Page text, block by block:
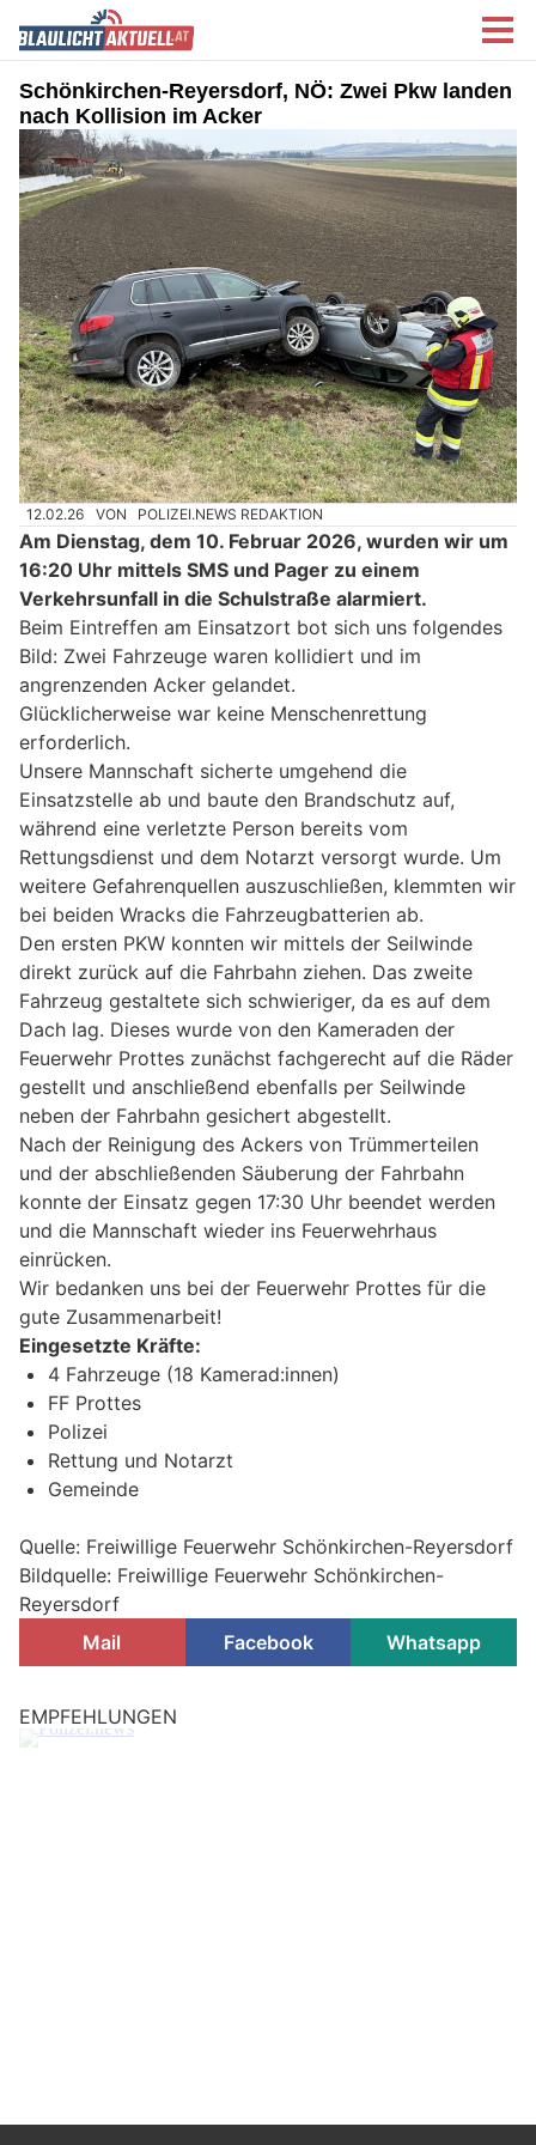
Schönkirchen-Reyersdorf, NÖ: Zwei Pkw landen
nach Kollision im Acker
12.02.26 VON POLIZEI.NEWS REDAKTION
Am Dienstag, dem 10. Februar 2026, wurden wir um
16:20 Uhr mittels SMS und Pager zu einem
Verkehrsunfall in die Schulstraße alarmiert.
Beim Eintreffen am Einsatzort bot sich uns folgendes
Bild: Zwei Fahrzeuge waren kollidiert und im
angrenzenden Acker gelandet.
Glücklicherweise war keine Menschenrettung
erforderlich.
Unsere Mannschaft sicherte umgehend die
Einsatzstelle ab und baute den Brandschutz auf,
während eine verletzte Person bereits vom
Rettungsdienst und dem Notarzt versorgt wurde. Um
weitere Gefahrenquellen auszuschließen, klemmten wir
bei beiden Wracks die Fahrzeugbatterien ab.
Den ersten PKW konnten wir mittels der Seilwinde
direkt zurück auf die Fahrbahn ziehen. Das zweite
Fahrzeug gestaltete sich schwieriger, da es auf dem
Dach lag. Dieses wurde von den Kameraden der
Feuerwehr Prottes zunächst fachgerecht auf die Räder
gestellt und anschließend ebenfalls per Seilwinde
neben der Fahrbahn gesichert abgestellt.
Nach der Reinigung des Ackers von Trümmerteilen
und der abschließenden Säuberung der Fahrbahn
konnte der Einsatz gegen 17:30 Uhr beendet werden
und die Mannschaft wieder ins Feuerwehrhaus
einrücken.
Wir bedanken uns bei der Feuerwehr Prottes für die
gute Zusammenarbeit!
Eingesetzte Kräfte:
4 Fahrzeuge (18 Kamerad:innen)
FF Prottes
Polizei
Rettung und Notarzt
Gemeinde
Quelle: Freiwillige Feuerwehr Schönkirchen-Reyersdorf
Bildquelle: Freiwillige Feuerwehr Schönkirchen-
Reyersdorf
Mail
Facebook Whatsapp
EMPFEHLUNGEN